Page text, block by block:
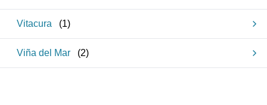
Vitacura (1)
Viña del Mar (2)